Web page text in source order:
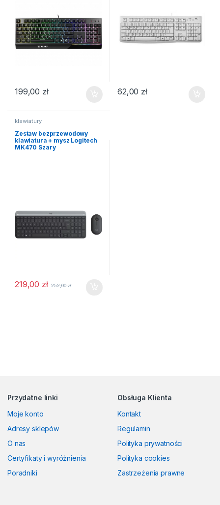
199,00 zł 62,00 zł
klawiatury
Zestaw bezprzewodowy
klawiatura + mysz Logitech
MK470 Szary
219,00 zł 252,00zł
Przydatne linki
Moje konto
Adresy sklepów
O nas
Certyfikaty i wyróżnienia
Poradniki
Obsługa Klienta
Kontakt
Regulamin
Polityka prywatności
Polityka cookies
Zastrzeżenia prawne